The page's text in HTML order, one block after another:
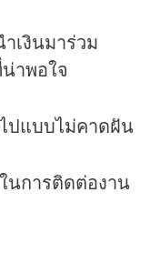
เงินมาร่วม
าพอใจ
ปแบบไม่คาดฝัน
นการติดต่องาน